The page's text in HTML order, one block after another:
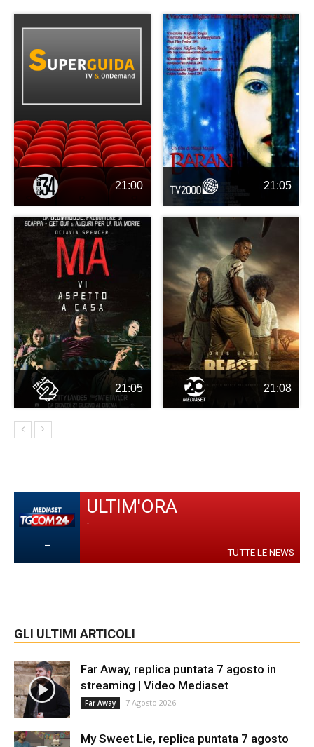
21:00 21:05
21:05 21:08
-
ULTIM'ORA
-
TUTTE LE NEWS
GLI ULTIMI ARTICOLI
Far Away, replica puntata 7 agosto in
streaming | Video Mediaset
Far Away 7 Agosto 2026
My Sweet Lie, replica puntata 7 agosto